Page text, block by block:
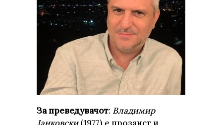
За преведувачот: Владимир